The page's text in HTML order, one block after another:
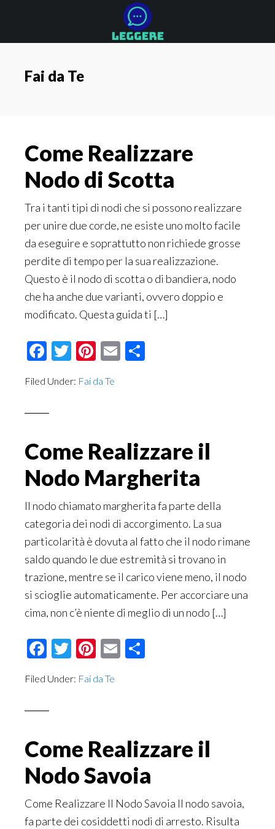
main
primary
footer
Fai da Te
Come Realizzare
Nodo di Scotta
Tra i tanti tipi di nodi che si possono realizzare
per unire due corde, ne esiste uno molto facile
da eseguire e soprattutto non richiede grosse
perdite di tempo per la sua realizzazione.
Questo è il nodo di scotta o di bandiera, nodo
che ha anche due varianti, ovvero doppio e
modificato. Questa guida ti […]
Facebook
Twitter
Pinterest
Email
Filed Under: Fai da Te
Come Realizzare il
Nodo Margherita
Il nodo chiamato margherita fa parte della
categoria dei nodi di accorgimento. La sua
particolarità è dovuta al fatto che il nodo rimane
saldo quando le due estremità si trovano in
trazione, mentre se il carico viene meno, il nodo
si scioglie automaticamente. Per accorciare una
cima, non c’è niente di meglio di un nodo […]
Facebook
Twitter
Pinterest
Email
Filed Under: Fai da Te
Come Realizzare il
Nodo Savoia
Come Realizzare Il Nodo Savoia Il nodo savoia,
fa parte dei cosiddetti nodi di arresto. Risulta